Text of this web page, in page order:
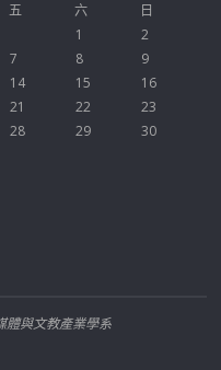
五 六
日
1
2
7 8
9
14 15
16
21 22
23
28 29
30
體與文教產業學系